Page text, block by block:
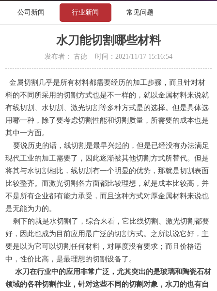
公司新闻 行业新闻 常见问题
水刀能切割哪些材料
发布者： 古德 时间：2021/11/17 15:16:54
金属切割几乎是所有材料都需要经历的加工步骤，而且针对材
料的不同所采用的切割方式也是不一样的，就以金属材料来说就
有线切割、水切割、激光切割等多种方式是的选择。但是具体选
用哪一种，除了要考虑切割性能和切割质量，所需要的成本也是
其中一方面。
要说历史的话，线切割是最早兴起的，但是已经没有办法满足
现代工业的加工需要了，因此逐渐被其他切割方式所替代。但是
将其与水切割相比，线切割有一个明显的优势，那就是切割表面
比较整齐。而激光切割各方面都比较理想，就是成本比较高，并
不是所有企业都有能力承受，而且这种方式对厚金属材料来说也
是无能为力的。
剩下的就是水切割了，综合来看，它比线切割、激光切割都要
好，因此也成为目前应用最广泛的切割方式。之所以说它好，主
要是以为它可以切割任何材料，对厚度没有要求；而且价格适
中，性价比高，是最理想的切割设备了。
水刀在行业中的应用非常广泛，尤其突出的是玻璃和陶瓷石材
领域的各种切割作业，针对这些不同的切割对象，水刀的也有自